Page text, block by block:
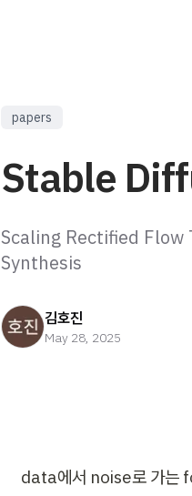
papers
Stable
Scaling Rectified
Synthesis
김호진
May 28, 2025
data에서 noise로 가는